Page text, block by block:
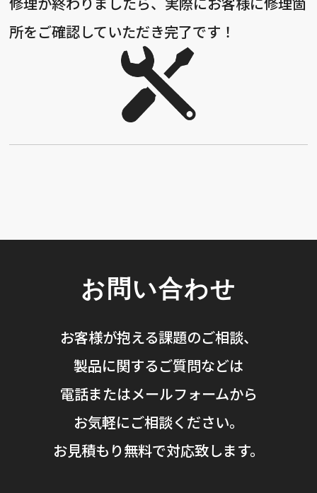
所をご確認していただき完了です！
お問い合わせ
お客様が抱える課題のご相談、
製品に関するご質問などは
電話またはメールフォームから
お気軽にご相談ください。
お見積もり無料で対応致します。